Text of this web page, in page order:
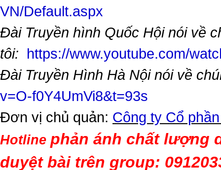
VN/Default.aspx
Đài Truyền hình Quốc Hội nói về
tôi: https://www.youtube.com/
Đài Truyền Hình Hà Nội nói về
v=O-f0Y4UmVi8&t=93s
Đơn vị chủ quản: Công ty Cổ
Hotline phản ánh chất lượng
duyệt bài trên group: